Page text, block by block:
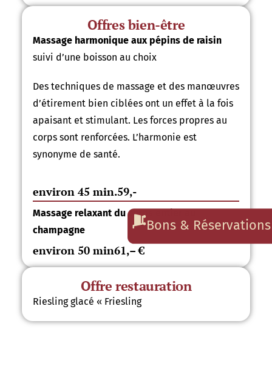
Bons & Réservations
Offres bien-être
Massage harmonique aux pépins de raisin
suivi d’une boisson au choix
Des techniques de massage et des manœuvres
d’étirement bien ciblées ont un effet à la fois
apaisant et stimulant. Les forces propres au
corps sont renforcées. L’harmonie est
synonyme de santé.
environ 45 min.59,-
Massage relaxant du corps entier au
champagne
environ 50 min61,– €
Offre restauration
Riesling glacé « Friesling